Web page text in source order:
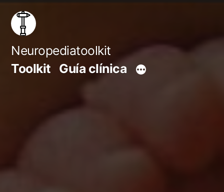
Saltar
contenido
Neuropediatoolkit
Toolkit Guía clínica